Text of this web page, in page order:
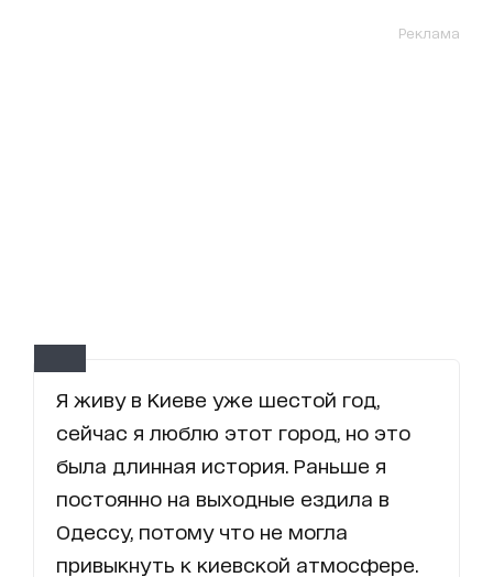
Реклама
Я живу в Киеве уже шестой год,
сейчас я люблю этот город, но это
была длинная история. Раньше я
постоянно на выходные ездила в
Одессу, потому что не могла
привыкнуть к киевской атмосфере.